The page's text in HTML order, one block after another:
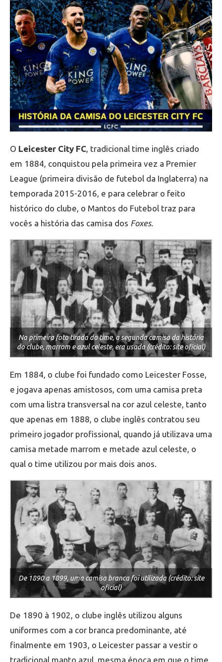
O Leicester City FC , tradicional time inglês criado
em 1884, conquistou pela primeira vez a Premier
League (primeira divisão de futebol da Inglaterra) na
temporada 2015-2016, e para celebrar o feito
histórico do clube, o Mantos do Futebol traz para
vocês a história das camisa dos Foxes.
Na primeira foto tirada do time, a segunda camisa da história
do clube, marrom e azul celeste, era usada (crédito: site oficial)
Em 1884, o clube foi fundado como Leicester Fosse,
e jogava apenas amistosos, com uma camisa preta
com uma listra transversal na cor azul celeste, tanto
que apenas em 1888, o clube inglês contratou seu
primeiro jogador profissional, quando já utilizava uma
camisa metade marrom e metade azul celeste, o
qual o time utilizou por mais dois anos.
De 1890 a 1899, uma camisa branca foi utilizada (crédito: site
oficial)
De 1890 à 1902, o clube inglês utilizou alguns
uniformes com a cor branca predominante, até
finalmente em 1903, o Leicester passar a vestir o
tradicional manto azul, mesma época em que o time